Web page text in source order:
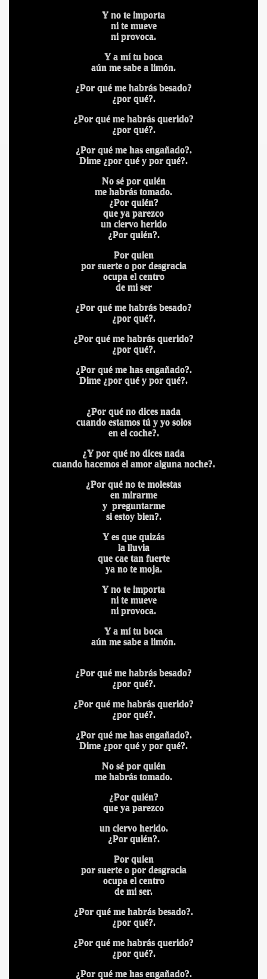
Y no te importa
ni te mueve
ni provoca.
Y a mí tu boca
aún me sabe a limón.
¿Por qué me habrás besado?
¿por qué?.
¿Por qué me habrás querido?
¿por qué?.
¿Por qué me has engañado?.
Dime ¿por qué y por qué?.
No sé por quién
me habrás tomado.
¿Por quién?
que ya parezco
un ciervo herido
¿Por quién?.
Por quien
por suerte o por desgracia
ocupa el centro
de mi ser
¿Por qué me habrás besado?
¿por qué?.
¿Por qué me habrás querido?
¿por qué?.
¿Por qué me has engañado?.
Dime ¿por qué y por qué?.
¿Por qué no dices nada
cuando estamos tú y yo solos
en el coche?.
¿Y por qué no dices nada
cuando hacemos el amor alguna noche?.
¿Por qué no te molestas
en mirarme
y preguntarme
si estoy bien?.
Y es que quizás
la lluvia
que cae tan fuerte
ya no te moja.
Y no te importa
ni te mueve
ni provoca.
Y a mí tu boca
aún me sabe a limón.
¿Por qué me habrás besado?
¿por qué?.
¿Por qué me habrás querido?
¿por qué?.
¿Por qué me has engañado?.
Dime ¿por qué y por qué?.
No sé por quién
me habrás tomado.
¿Por quién?
que ya parezco
un ciervo herido.
¿Por quién?.
Por quien
por suerte o por desgracia
ocupa el centro
de mi ser.
¿Por qué me habrás besado?.
¿por qué?.
¿Por qué me habrás querido?
¿por qué?.
¿Por qué me has engañado?.